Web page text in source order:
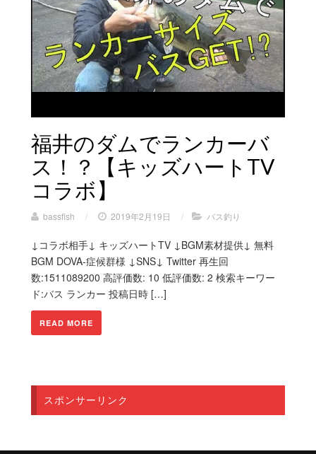
福井のダムでランカーバ
ス！？【キッズハートTV
コラボ】
bassfish / 2019年2月19日 / バス釣り
↓コラボ相手↓ キッズハートTV ↓BGM素材提供↓ 無料
BGM DOVA-症候群様 ↓SNS↓ Twitter 再生回
数:1511089200 高評価数: 10 低評価数: 2 検索キーワー
ド:バス ランカー 投稿日時 […]
READ MORE
スポンサーリンク